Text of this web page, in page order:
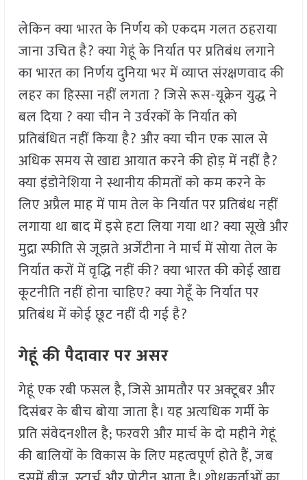
लेकिन क्या भारत के निर्णय को एकदम गलत ठहराया
जाना उचित है? क्या गेहूं के निर्यात पर प्रतिबंध लगाने
का भारत का निर्णय दुनिया भर में व्याप्त संरक्षणवाद की
लहर का हिस्सा नहीं लगता ? जिसे रूस-यूक्रेन युद्ध ने
बल दिया ? क्या चीन ने उर्वरकों के निर्यात को
प्रतिबंधित नहीं किया है? और क्या चीन एक साल से
अधिक समय से खाद्य आयात करने की होड़ में नहीं है?
क्या इंडोनेशिया ने स्थानीय कीमतों को कम करने के
लिए अप्रैल माह में पाम तेल के निर्यात पर प्रतिबंध नहीं
लगाया था बाद में इसे हटा लिया गया था? क्या सूखे और
मुद्रा स्फीति से जूझते अर्जेंटीना ने मार्च में सोया तेल के
निर्यात करों में वृद्धि नहीं की? क्या भारत की कोई खाद्य
कूटनीति नहीं होना चाहिए? क्या गेहूँ के निर्यात पर
प्रतिबंध में कोई छूट नहीं दी गई है?
गेहूं की पैदावार पर असर
गेहूं एक रबी फसल है, जिसे आमतौर पर अक्टूबर और
दिसंबर के बीच बोया जाता है। यह अत्यधिक गर्मी के
प्रति संवेदनशील है; फरवरी और मार्च के दो महीने गेहूं
की बालियों के विकास के लिए महत्वपूर्ण होते हैं, जब